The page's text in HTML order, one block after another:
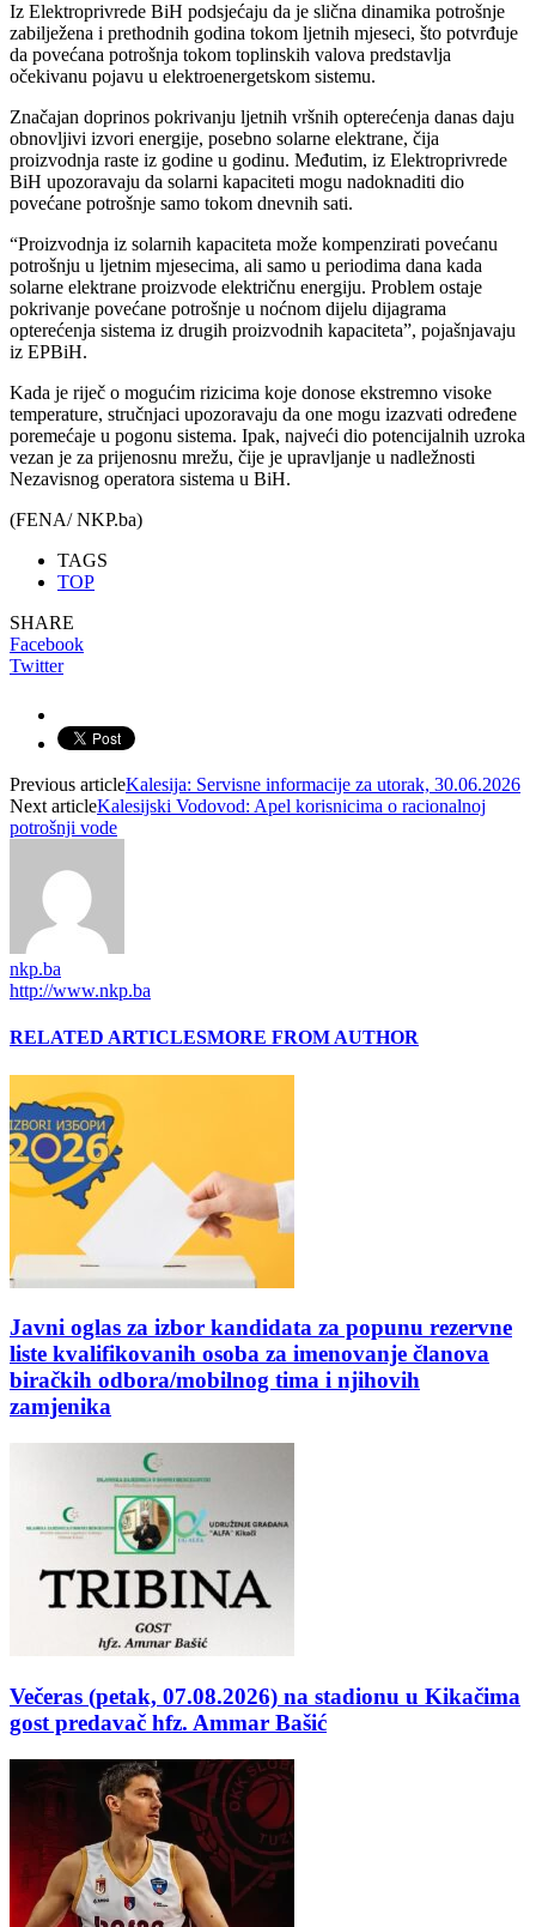
Iz Elektroprivrede BiH podsjećaju da je slična dinamika potrošnje
zabilježena i prethodnih godina tokom ljetnih mjeseci, što potvrđuje
da povećana potrošnja tokom toplinskih valova predstavlja
očekivanu pojavu u elektroenergetskom sistemu.
Značajan doprinos pokrivanju ljetnih vršnih opterećenja danas daju
obnovljivi izvori energije, posebno solarne elektrane, čija
proizvodnja raste iz godine u godinu. Međutim, iz Elektroprivrede
BiH upozoravaju da solarni kapaciteti mogu nadoknaditi dio
povećane potrošnje samo tokom dnevnih sati.
“Proizvodnja iz solarnih kapaciteta može kompenzirati povećanu
potrošnju u ljetnim mjesecima, ali samo u periodima dana kada
solarne elektrane proizvode električnu energiju. Problem ostaje
pokrivanje povećane potrošnje u noćnom dijelu dijagrama
opterećenja sistema iz drugih proizvodnih kapaciteta”, pojašnjavaju
iz EPBiH.
Kada je riječ o mogućim rizicima koje donose ekstremno visoke
temperature, stručnjaci upozoravaju da one mogu izazvati određene
poremećaje u pogonu sistema. Ipak, najveći dio potencijalnih uzroka
vezan je za prijenosnu mrežu, čije je upravljanje u nadležnosti
Nezavisnog operatora sistema u BiH.
(FENA/ NKP.ba)
TAGS
TOP
SHARE
Facebook
Twitter
Previous articleKalesija: Servisne informacije za utorak, 30.06.2026
Next articleKalesijski Vodovod: Apel korisnicima o racionalnoj
potrošnji vode
nkp.ba
http://www.nkp.ba
RELATED ARTICLESMORE FROM AUTHOR
Javni oglas za izbor kandidata za popunu rezervne
liste kvalifikovanih osoba za imenovanje članova
biračkih odbora/mobilnog tima i njihovih
zamjenika
Večeras (petak, 07.08.2026) na stadionu u Kikačima
gost predavač hfz. Ammar Bašić